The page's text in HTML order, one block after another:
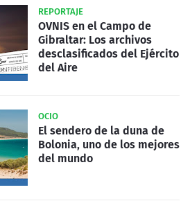
REPORTAJE
OVNIS en el Campo de
Gibraltar: Los archivos
desclasificados del Ejército
del Aire
OCIO
El sendero de la duna de
Bolonia, uno de los mejores
del mundo